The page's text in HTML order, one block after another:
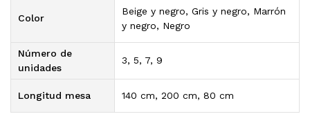
Color
Beige y negro, Gris y negro, Marrón
y negro, Negro
Número de
unidades
3, 5, 7, 9
Longitud mesa 140 cm, 200 cm, 80 cm